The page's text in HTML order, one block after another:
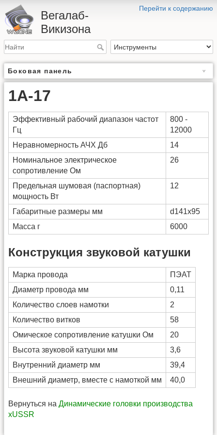
Перейти к содержанию
Вегалаб-
Викизона
Боковая панель
1А-17
Эффективный рабочий диапазон частот
Гц
800 -
12000
Неравномерность АЧХ Дб
14
Номинальное электрическое
сопротивление Ом
26
Предельная шумовая (паспортная)
мощность Вт
12
Габаритные размеры мм
d141x95
Масса г
6000
Конструкция звуковой катушки
Марка провода
ПЭАТ
Диаметр провода мм
0,11
Количество слоев намотки
2
Количество витков
58
Омическое сопротивление катушки Ом
20
Высота звуковой катушки мм
3,6
Внутренний диаметр мм
39,4
Внешний диаметр, вместе с намоткой мм
40,0
Вернуться на Динамические головки производства
xUSSR